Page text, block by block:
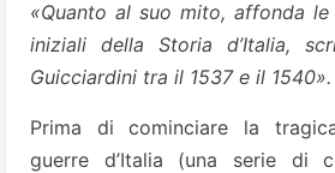
«Quanto al suo mito, affonda
iniziali della Storia d’Italia,
Guicciardini tra il 1537 e il 1540».
Prima di cominciare la
guerre d’Italia (una serie di